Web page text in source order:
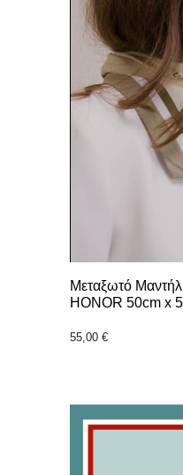
Μεταξωτό
HONOR 50cm x
55,00 €